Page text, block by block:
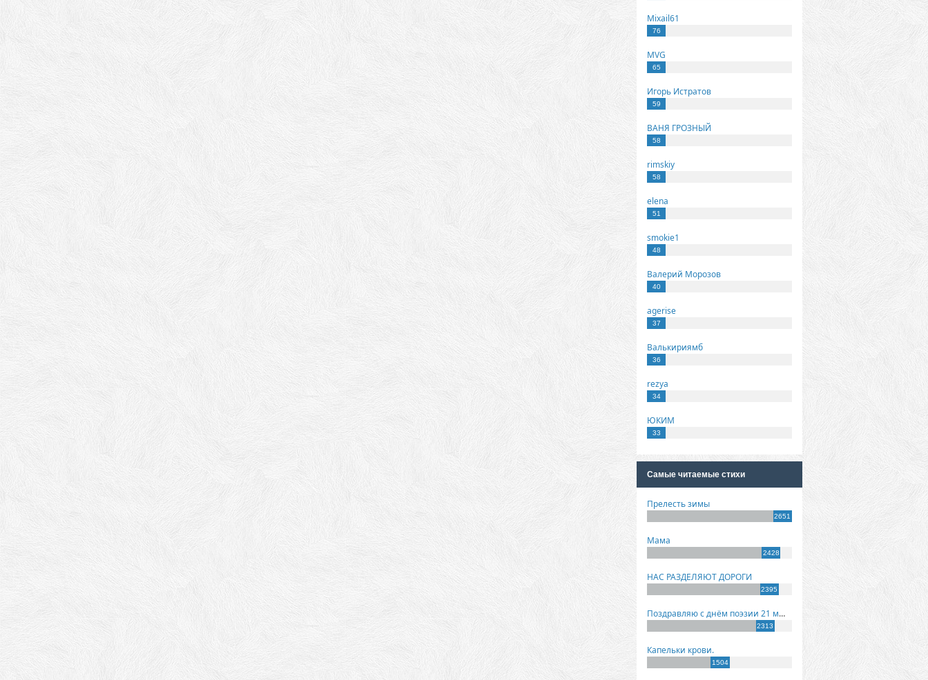
Mixail61
76
MVG
65
Игорь Истратов
59
ВАНЯ ГРОЗНЫЙ
58
rimskiy
58
elena
51
smokie1
48
Валерий Морозов
40
agerise
37
Валькириямб
36
rezya
34
ЮКИМ
33
Самые читаемые стихи
Прелесть зимы
2651
Мама
2428
НАС РАЗДЕЛЯЮТ ДОРОГИ
2395
Поздравляю с днём поэзии 21 марта!
2313
Капельки крови.
1504